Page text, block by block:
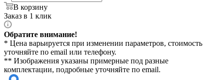
В корзину
Заказ в 1 клик
Обратите внимание!
* Цена варьируется при изменении параметров, стоимость
уточняйте по email или телефону.
** Изображения указаны примерные под разные
комплектации, подробные уточняйте по email.